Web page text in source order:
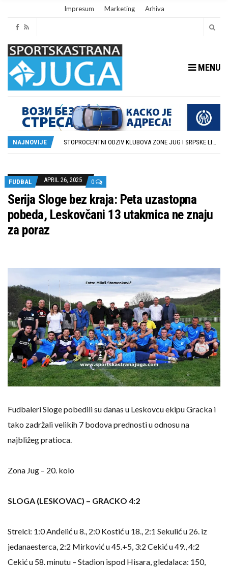
Impresum Marketing Arhiva
MENU
NAJNOVIJE
FUDBAL
APRIL 26, 2025 0
Serija Sloge bez kraja: Peta uzastopna
pobeda, Leskovčani 13 utakmica ne znaju
za poraz
Fudbaleri Sloge pobedili su danas u Leskovcu ekipu Gracka i
tako zadržali velikih 7 bodova prednosti u odnosu na
najbližeg pratioca.
Zona Jug – 20. kolo
SLOGA (LESKOVAC) – GRACKO 4:2
Strelci: 1:0 Anđelić u 8., 2:0 Kostić u 18., 2:1 Sekulić u 26. iz
jedanaesterca, 2:2 Mirković u 45.+5, 3:2 Cekić u 49., 4:2
Cekić u 58. minutu – Stadion ispod Hisara, gledalaca: 150,